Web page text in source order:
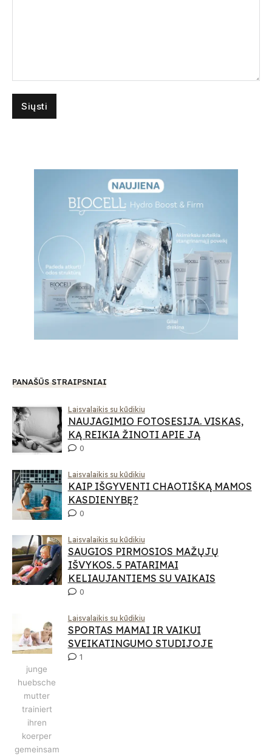
PANAŠŪS STRAIPSNIAI
Laisvalaikis su kūdikiu
NAUJAGIMIO FOTOSESIJA. VISKAS,
KĄ REIKIA ŽINOTI APIE JĄ
0
Laisvalaikis su kūdikiu
KAIP IŠGYVENTI CHAOTIŠKĄ MAMOS
KASDIENYBĘ?
0
Laisvalaikis su kūdikiu
SAUGIOS PIRMOSIOS MAŽŲJŲ
IŠVYKOS. 5 PATARIMAI
KELIAUJANTIEMS SU VAIKAIS
0
junge
huebsche
mutter
trainiert
ihren
koerper
gemeinsam
Laisvalaikis su kūdikiu
SPORTAS MAMAI IR VAIKUI
SVEIKATINGUMO STUDIJOJE
1